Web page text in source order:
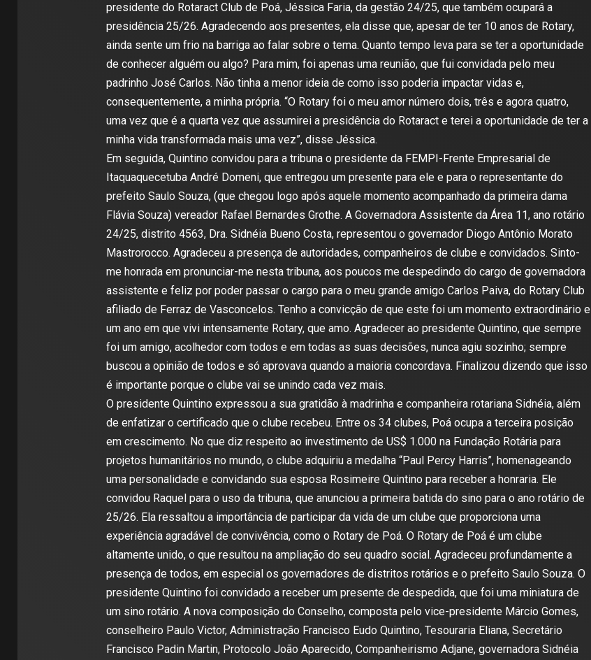
presidente do Rotaract Club de Poá, Jéssica Faria, da gestão 24/25, que também ocupará a
presidência 25/26. Agradecendo aos presentes, ela disse que, apesar de ter 10 anos de Rotary,
ainda sente um frio na barriga ao falar sobre o tema. Quanto tempo leva para se ter a oportunidade
de conhecer alguém ou algo? Para mim, foi apenas uma reunião, que fui convidada pelo meu
padrinho José Carlos. Não tinha a menor ideia de como isso poderia impactar vidas e,
consequentemente, a minha própria. “O Rotary foi o meu amor número dois, três e agora quatro,
uma vez que é a quarta vez que assumirei a presidência do Rotaract e terei a oportunidade de ter a
minha vida transformada mais uma vez”, disse Jéssica.
Em seguida, Quintino convidou para a tribuna o presidente da FEMPI-Frente Empresarial de
Itaquaquecetuba André Domeni, que entregou um presente para ele e para o representante do
prefeito Saulo Souza, (que chegou logo após aquele momento acompanhado da primeira dama
Flávia Souza) vereador Rafael Bernardes Grothe. A Governadora Assistente da Área 11, ano rotário
24/25, distrito 4563, Dra. Sidnéia Bueno Costa, representou o governador Diogo Antônio Morato
Mastrorocco. Agradeceu a presença de autoridades, companheiros de clube e convidados. Sinto-
me honrada em pronunciar-me nesta tribuna, aos poucos me despedindo do cargo de governadora
assistente e feliz por poder passar o cargo para o meu grande amigo Carlos Paiva, do Rotary Club
afiliado de Ferraz de Vasconcelos. Tenho a convicção de que este foi um momento extraordinário e
um ano em que vivi intensamente Rotary, que amo. Agradecer ao presidente Quintino, que sempre
foi um amigo, acolhedor com todos e em todas as suas decisões, nunca agiu sozinho; sempre
buscou a opinião de todos e só aprovava quando a maioria concordava. Finalizou dizendo que isso
é importante porque o clube vai se unindo cada vez mais.
O presidente Quintino expressou a sua gratidão à madrinha e companheira rotariana Sidnéia, além
de enfatizar o certificado que o clube recebeu. Entre os 34 clubes, Poá ocupa a terceira posição
em crescimento. No que diz respeito ao investimento de US$ 1.000 na Fundação Rotária para
projetos humanitários no mundo, o clube adquiriu a medalha “Paul Percy Harris”, homenageando
uma personalidade e convidando sua esposa Rosimeire Quintino para receber a honraria. Ele
convidou Raquel para o uso da tribuna, que anunciou a primeira batida do sino para o ano rotário de
25/26. Ela ressaltou a importância de participar da vida de um clube que proporciona uma
experiência agradável de convivência, como o Rotary de Poá. O Rotary de Poá é um clube
altamente unido, o que resultou na ampliação do seu quadro social. Agradeceu profundamente a
presença de todos, em especial os governadores de distritos rotários e o prefeito Saulo Souza. O
presidente Quintino foi convidado a receber um presente de despedida, que foi uma miniatura de
um sino rotário. A nova composição do Conselho, composta pelo vice-presidente Márcio Gomes,
conselheiro Paulo Victor, Administração Francisco Eudo Quintino, Tesouraria Eliana, Secretário
Francisco Padin Martin, Protocolo João Aparecido, Companheirismo Adjane, governadora Sidnéia